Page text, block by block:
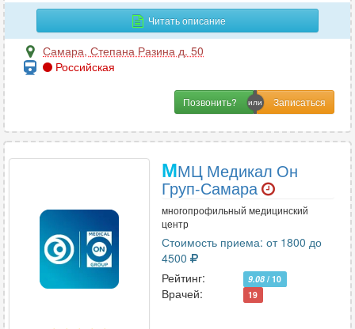
Читать описание
Самара, Степана Разина д. 50
Российская
Позвонить?
ММЦ Медикал Он
Груп-Самара
многопрофильный медицинский
центр
Стоимость приема: от 1800 до
4500
Рейтинг:
9.08 / 10
Врачей: 19